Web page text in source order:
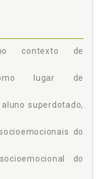
DE
DO ALUNO
Positiva,
da
Dabrowski para os
SENSÍVEL, p.
contexto de
lugar de
superdotado,
do
do